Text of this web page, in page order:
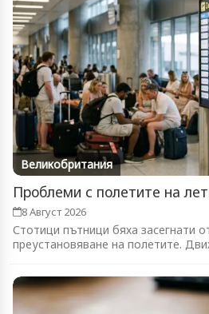
Великобритания
Проблеми с полетите на
8 Август 2026
Стотици пътници бяха засегнати
преустановяване на полетите.